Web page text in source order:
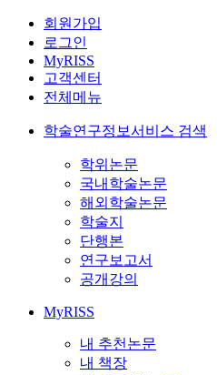
회원가입
로그인
MyRISS
고객센터
전체메뉴
학술연구정보서비스 검색
학위논문
국내학술논문
해외학술논문
학술지
단행본
연구보고서
공개강의
MyRISS
내 추천논문
내 책장